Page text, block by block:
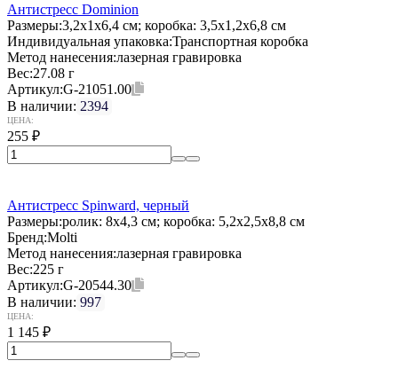
Антистресс Dominion
Размеры:3,2х1х6,4 см; коробка: 3,5x1,2x6,8 см
Индивидуальная упаковка:Транспортная коробка
Метод нанесения:лазерная гравировка
Вес:27.08 г
Артикул:G-21051.00
В наличии: 2394
ЦЕНА:
255 ₽
Антистресс Spinward, черный
Размеры:ролик: 8x4,3 см; коробка: 5,2x2,5x8,8 см
Бренд:Molti
Метод нанесения:лазерная гравировка
Вес:225 г
Артикул:G-20544.30
В наличии: 997
ЦЕНА:
1 145 ₽